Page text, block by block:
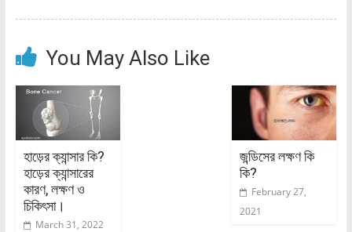
You May Also Like
হাড়ের ক্যান্সার কি?
হাড়ের ক্যান্সারের
কারণ, লক্ষণ ও
চিকিৎসা।
March 31, 2022
জন্ডিসের লক্ষণ কি
কি?
February 27,
2021